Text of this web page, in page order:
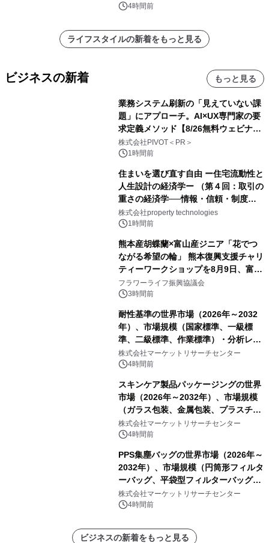
4時間前
ライフスタイルの新着をもっと見る
ビジネスの新着 もっと見る
業務システム刷新の「見えていない課
題」にアプローチ。AI×UX専門家の要
求定義メソッド【8/26無料ウェビナ
ー】株式会社PIVOT
株式会社PIVOT＜PR＞
1時間前
住まいを選び直す自由 ー住宅流動性と
人生設計の経済学ー （第４回：取引の
重さの経済学──情報・信頼・制度を
PropTechはどう組み替えるか）｜
PropTech-Lab
株式会社property technologies
1時間前
熊本産胡蝶蘭×富山産ジニア「花でつ
ながる希望の輪」 熊本復興支援チャリ
ティーワークショップを8月9日、富
山・射水で開催
フラワーライフ振興協議会
3時間前
耐性基準の世界市場（2026年～2032
年）、市場規模（国家標準、一級標
準、二級標準、作業標準）・分析レポ
ートを発表
株式会社マーケットリサーチセンター
4時間前
スキンケア製品パッケージングの世界
市場（2026年～2032年）、市場規模
（ガラス包装、金属包装、プラスチッ
ク包装、その他）・分析レポートを発
表
株式会社マーケットリサーチセンター
4時間前
PPS集塵バッグの世界市場（2026年～
2032年）、市場規模（円筒形フィルタ
ーバッグ、平袋型フィルターバッグ、
プリーツフィルターバッグ、その
他）・分析レポートを発表
株式会社マーケットリサーチセンター
4時間前
ビジネスの新着をもっと見る